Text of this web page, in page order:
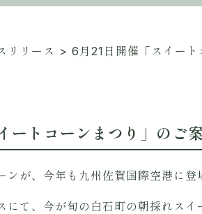
リリース > 6月21日開催「スイー
ートコーンまつり」のご
ンが、今年も九州佐賀国際空港に登
て、今が旬の白石町の朝採れス